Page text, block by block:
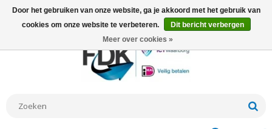
Door het gebruiken van onze website, ga je akkoord met het gebruik van
cookies om onze website te verbeteren.
Dit bericht verbergen
Meer over cookies »